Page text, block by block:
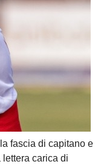
fascia di capitano e
lettera carica di